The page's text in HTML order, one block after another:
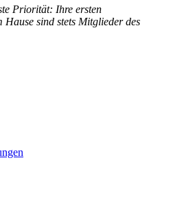
Priorität: Ihre ersten
Hause sind stets Mitglieder des